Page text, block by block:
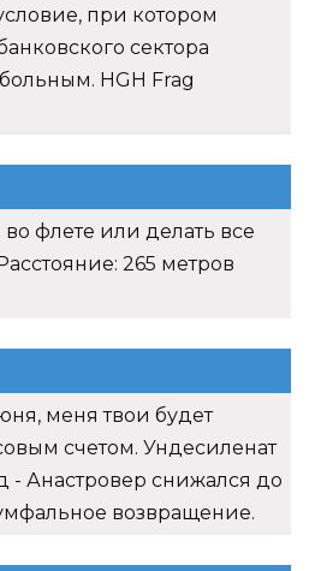
при котором
сектора
HGH Frag
флете или делать все
265 метров
меня твои будет
счетом. Ундесиленат
- Анастровер снижался до
возвращение.